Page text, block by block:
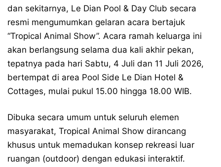
dan sekitarnya, Le Dian Pool & Day Club secara
resmi mengumumkan gelaran acara bertajuk
“Tropical Animal Show”. Acara ramah keluarga ini
akan berlangsung selama dua kali akhir pekan,
tepatnya pada hari Sabtu, 4 Juli dan 11 Juli 2026,
bertempat di area Pool Side Le Dian Hotel &
Cottages, mulai pukul 15.00 hingga 18.00 WIB.
Dibuka secara umum untuk seluruh elemen
masyarakat, Tropical Animal Show dirancang
khusus untuk memadukan konsep rekreasi luar
ruangan (outdoor) dengan edukasi interaktif.